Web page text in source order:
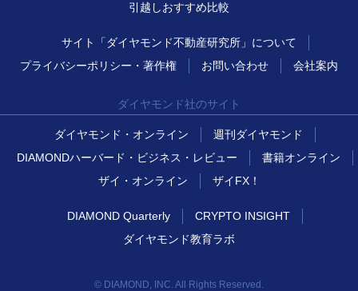
引越しおすすめ比較
サイト「ダイヤモンド不動産研究所」について
プライバシーポリシー・著作権
お問い合わせ 会社案内
ダイヤモンド社のサイト
ダイヤモンド・オンライン
週刊ダイヤモンド
DIAMONDハーバード・ビジネス・レビュー
書籍オンライン
ザイ・オンライン
ザイFX！
DIAMOND Quarterly
CRYPTO INSIGHT
ダイヤモンド教育ラボ
© DIAMOND, INC. All Rights Reserved.